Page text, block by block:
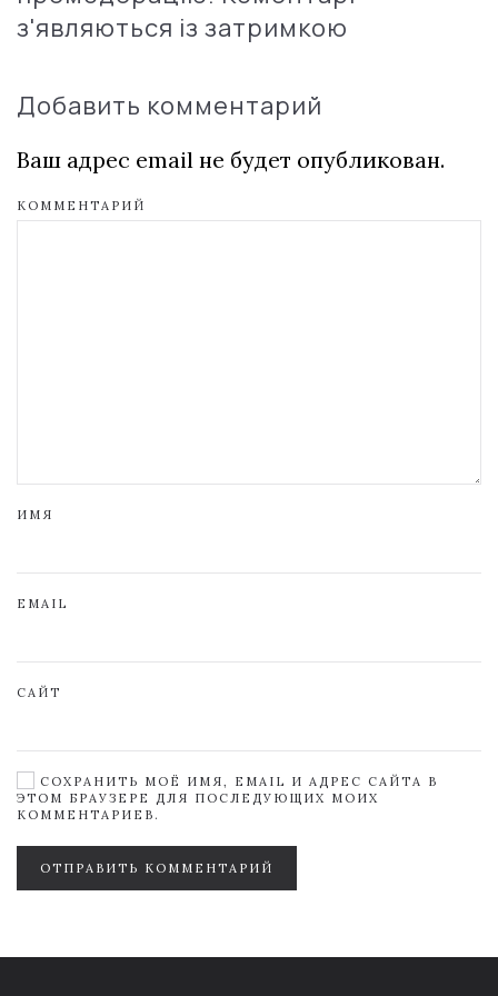
з'являються із затримкою
Добавить комментарий
Ваш адрес email не будет опубликован.
КОММЕНТАРИЙ
ИМЯ
EMAIL
САЙТ
СОХРАНИТЬ МОЁ ИМЯ, EMAIL И АДРЕС САЙТА В
ЭТОМ БРАУЗЕРЕ ДЛЯ ПОСЛЕДУЮЩИХ МОИХ
КОММЕНТАРИЕВ.
ОТПРАВИТЬ КОММЕНТАРИЙ